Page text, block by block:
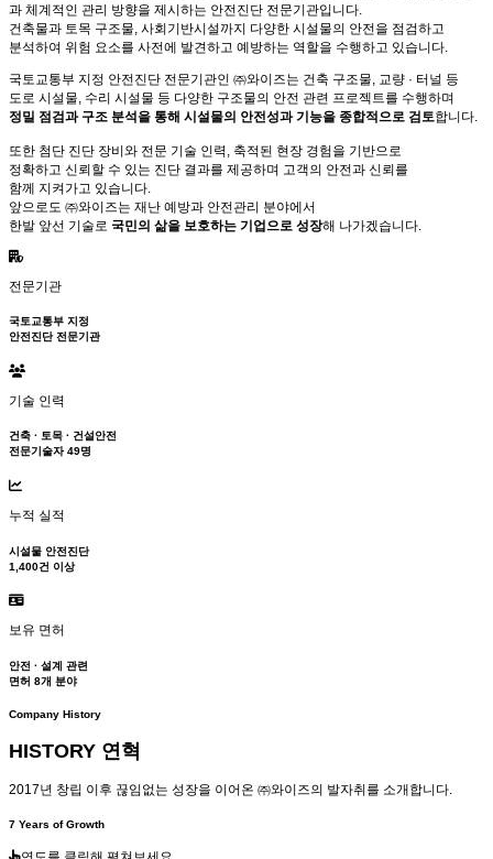
과 체계적인 관리 방향을 제시하는 안전진단 전문기관입니다.
건축물과 토목 구조물, 사회기반시설까지 다양한 시설물의 안전을 점검하고
분석하여 위험 요소를 사전에 발견하고 예방하는 역할을 수행하고 있습니다.
국토교통부 지정 안전진단 전문기관인 ㈜와이즈는 건축 구조물, 교량 · 터널 등
도로 시설물, 수리 시설물 등 다양한 구조물의 안전 관련 프로젝트를 수행하며
정밀 점검과 구조 분석을 통해 시설물의 안전성과 기능을 종합적으로 검토합니다.
또한 첨단 진단 장비와 전문 기술 인력, 축적된 현장 경험을 기반으로
정확하고 신뢰할 수 있는 진단 결과를 제공하며 고객의 안전과 신뢰를
함께 지켜가고 있습니다.
앞으로도 ㈜와이즈는 재난 예방과 안전관리 분야에서
한발 앞선 기술로 국민의 삶을 보호하는 기업으로 성장해 나가겠습니다.
전문기관
국토교통부 지정
안전진단 전문기관
기술 인력
건축 · 토목 · 건설안전
전문기술자 49명
누적 실적
시설물 안전진단
1,400건 이상
보유 면허
안전 · 설계 관련
면허 8개 분야
Company History
HISTORY 연혁
2017년 창립 이후 끊임없는 성장을 이어온 ㈜와이즈의 발자취를 소개합니다.
7 Years of Growth